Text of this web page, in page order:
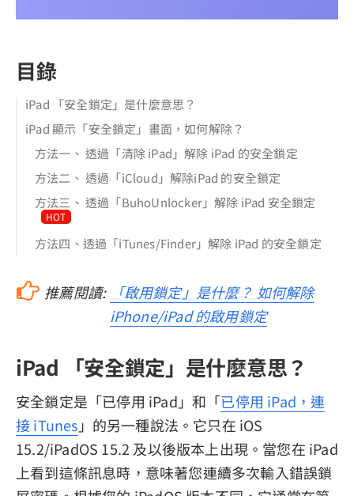
目錄
iPad 「安全鎖定」是什麼意思？
iPad 顯示「安全鎖定」畫面，如何解除？
方法一、 透過「清除 iPad」解除 iPad 的安全鎖定
方法二、 透過「iCloud」解除iPad 的安全鎖定
方法三、 透過「BuhoUnlocker」解除 iPad 安全鎖定
HOT
方法四、透過「iTunes/Finder」解除 iPad 的安全鎖定
推薦閱讀:
「啟用鎖定」是什麼？ 如何解除
iPhone/iPad 的啟用鎖定
iPad 「安全鎖定」是什麼意思？
安全鎖定是「已停用 iPad」和「已停用 iPad，連
接 iTunes 」的另一種說法。它只在 iOS
15.2/iPadOS 15.2 及以後版本上出現。當您在 iPad
上看到這條訊息時，意味著您連續多次輸入錯誤鎖